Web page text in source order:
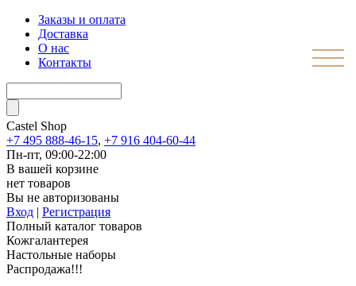
Заказы и оплата
Доставка
О нас
Контакты
Castel Shop
+7 495 888-46-15, +7 916 404-60-44
Пн-пт, 09:00-22:00
В вашей корзине
нет товаров
Вы не авторизованы
Вход | Регистрация
Полный каталог товаров
Кожгалантерея
Настольные наборы
Распродажа!!!